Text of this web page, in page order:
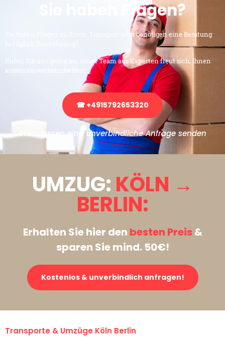
Sie haben Fragen?
Sie haben Fragen zu Ihrem Transport oder benötigen eine Beratung
Rufen Sie uns gerne an, unser Team aus Experten freut sich, Ihnen
kostenlos weiterzuhelfen!
☎ +4915792653320
Stattdessen eine unverbindliche Anfrage senden
UMZUG: KÖLN →
BERLIN:
Erhalten Sie hier den besten Preis&
sparen Sie mind. 50€!
Kostenlos & unverbindlich anfragen!
Transporte & Umzüge Köln Berlin